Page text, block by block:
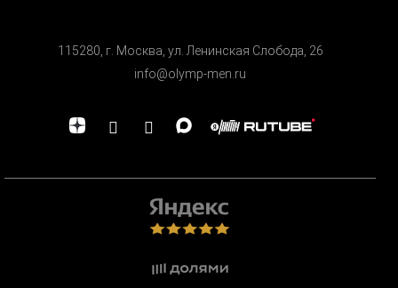
115280, г. Москва, ул. Ленинская Cлобода, 26
info@olymp-men.ru